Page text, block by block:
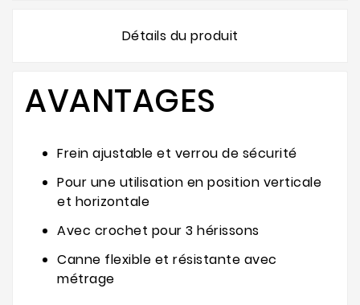
Détails du produit
AVANTAGES
Frein ajustable et verrou de sécurité
Pour une utilisation en position verticale
et horizontale
Avec crochet pour 3 hérissons
Canne flexible et résistante avec
métrage